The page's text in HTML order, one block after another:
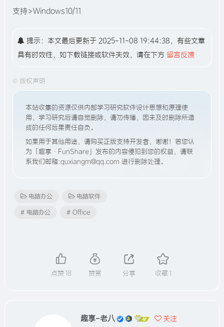
支持>Windows10/11
提示：本文最后更新于 2025-11-08 19:44:38，有些文章
具有时效性，如下载链接或软件失效，请在下方 留言反馈
© 版权声明
本站收集的资源仅供内部学习研究软件设计思想和原理使
用，学习研究后请自觉删除，请勿传播，因未及时删除所造
成的任何后果责任自负。
如果用于其他用途，请购买正版支持开发者，谢谢！若您认
为「趣享·FunShare」发布的内容侵犯到您的权益，请联
系我们邮箱:quxiangm@qq.com 进行删除处理。
电脑办公 电脑软件
# 电脑办公 # Office
点赞 18 赞赏 分享 收藏 1
趣享-老八 关注